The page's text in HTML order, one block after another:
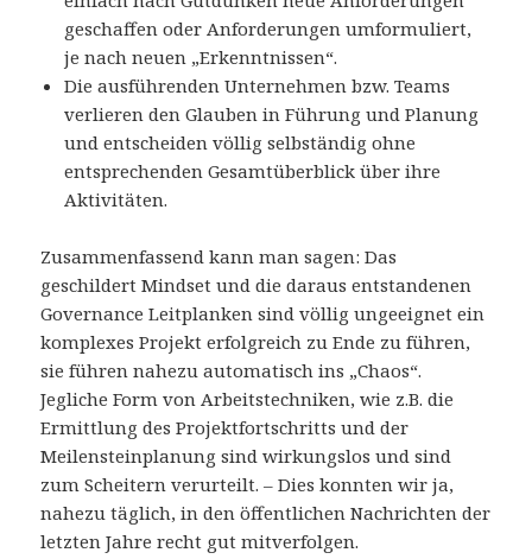
geschaffen oder Anforderungen umformuliert,
je nach neuen „Erkenntnissen“.
Die ausführenden Unternehmen bzw. Teams
verlieren den Glauben in Führung und Planung
und entscheiden völlig selbständig ohne
entsprechenden Gesamtüberblick über ihre
Aktivitäten.
Zusammenfassend kann man sagen: Das
geschildert Mindset und die daraus entstandenen
Governance Leitplanken sind völlig ungeeignet ein
komplexes Projekt erfolgreich zu Ende zu führen,
sie führen nahezu automatisch ins „Chaos“.
Jegliche Form von Arbeitstechniken, wie z.B. die
Ermittlung des Projektfortschritts und der
Meilensteinplanung sind wirkungslos und sind
zum Scheitern verurteilt. – Dies konnten wir ja,
nahezu täglich, in den öffentlichen Nachrichten der
letzten Jahre recht gut mitverfolgen.